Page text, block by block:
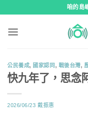
咱的島
公民養成, 國家認同, 戰後台灣,
快九年了，思念
2026/06/23 戴振惠